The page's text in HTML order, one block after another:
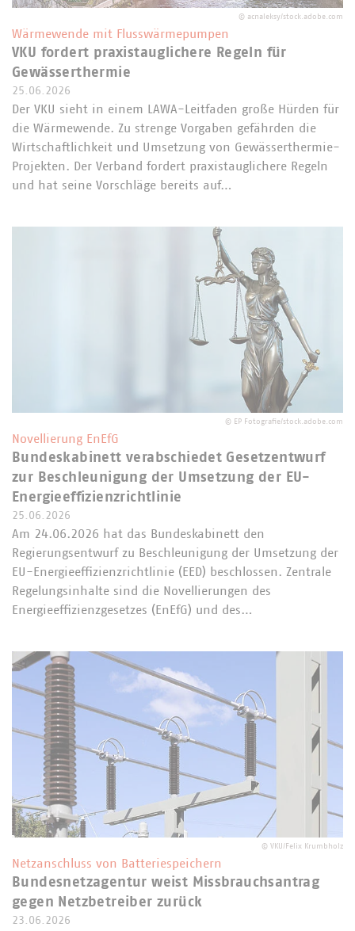
© acnaleksy/stock.adobe.com
Wärmewende mit Flusswärmepumpen
VKU fordert praxistauglichere Regeln für
Gewässerthermie
25.06.2026
Der VKU sieht in einem LAWA-Leitfaden große Hürden für
die Wärmewende. Zu strenge Vorgaben gefährden die
Wirtschaftlichkeit und Umsetzung von Gewässerthermie-
Projekten. Der Verband fordert praxistauglichere Regeln
und hat seine Vorschläge bereits auf…
© EP Fotografie/stock.adobe.com
Novellierung EnEfG
Bundeskabinett verabschiedet Gesetzentwurf
zur Beschleunigung der Umsetzung der EU-
Energieeffizienzrichtlinie
25.06.2026
Am 24.06.2026 hat das Bundeskabinett den
Regierungsentwurf zu Beschleunigung der Umsetzung der
EU-Energieeffizienzrichtlinie (EED) beschlossen. Zentrale
Regelungsinhalte sind die Novellierungen des
Energieeffizienzgesetzes (EnEfG) und des…
© VKU/Felix Krumbholz
Netzanschluss von Batteriespeichern
Bundesnetzagentur weist Missbrauchsantrag
gegen Netzbetreiber zurück
23.06.2026